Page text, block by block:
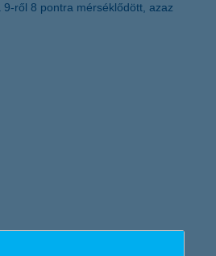
ről 8 pontra mérséklődött, azaz